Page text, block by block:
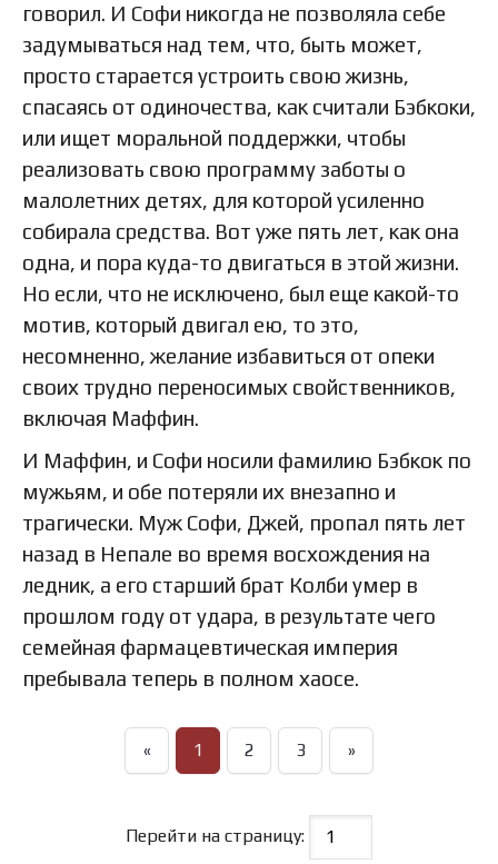
говорил. И Софи никогда не позволяла себе
задумываться над тем, что, быть может,
просто старается устроить свою жизнь,
спасаясь от одиночества, как считали Бэбкоки,
или ищет моральной поддержки, чтобы
реализовать свою программу заботы о
малолетних детях, для которой усиленно
собирала средства. Вот уже пять лет, как она
одна, и пора куда-то двигаться в этой жизни.
Но если, что не исключено, был еще какой-то
мотив, который двигал ею, то это,
несомненно, желание избавиться от опеки
своих трудно переносимых свойственников,
включая Маффин.
И Маффин, и Софи носили фамилию Бэбкок по
мужьям, и обе потеряли их внезапно и
трагически. Муж Софи, Джей, пропал пять лет
назад в Непале во время восхождения на
ледник, а его старший брат Колби умер в
прошлом году от удара, в результате чего
семейная фармацевтическая империя
пребывала теперь в полном хаосе.
« 1 2 3 »
Перейти на страницу: